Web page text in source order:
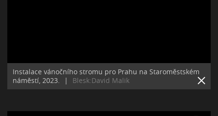
Instalace vánočního stromu pro Prahu na Staroměstském
náměstí, 2023.
| Blesk:David Malik